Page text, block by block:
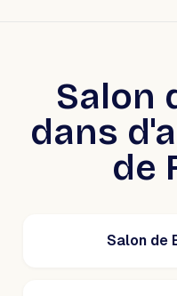
Salon
dans
de
Salon de